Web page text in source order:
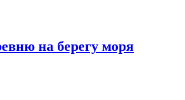
на берегу моря